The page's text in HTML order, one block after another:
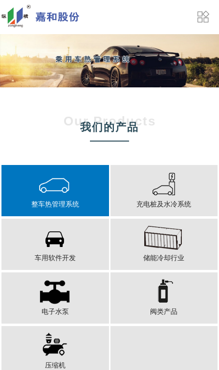
Our Products
我们的产品
整车热管理系统 充电桩及水冷系统
车用软件开发 储能冷却行业
电子水泵 阀类产品
压缩机